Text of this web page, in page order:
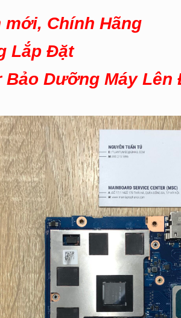
mới, Chính Hãng
Lắp Đặt
Bảo Dưỡng Máy Lên